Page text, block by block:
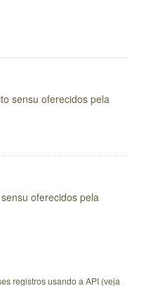
sensu oferecidos pela
oferecidos pela
registros usando a API (veja